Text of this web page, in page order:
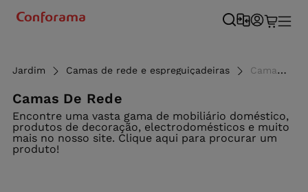
Jardim Camas de rede e espreguiçadeiras Camas de rede e espreguiçadeira - Conforama
Camas De Rede
Encontre uma vasta gama de mobiliário doméstico,
produtos de decoração, electrodomésticos e muito
mais no nosso site. Clique aqui para procurar um
produto!